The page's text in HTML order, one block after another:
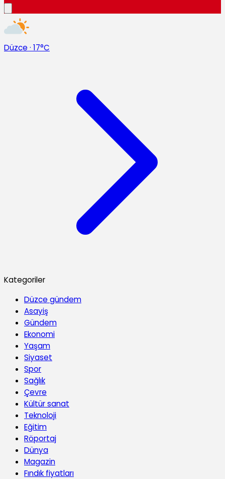
Düzce · 17°C
Kategoriler
Düzce gündem
Asayiş
Gündem
Ekonomi
Yaşam
Siyaset
Spor
Sağlık
Çevre
Kültür sanat
Teknoloji
Eğitim
Röportaj
Dünya
Magazin
Fındık fiyatları